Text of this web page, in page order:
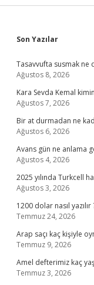
Sidebar
Son Yazılar
Tasavvufta susmak ne
Ağustos 8, 2026
Kara Sevda Kemal
Ağustos 7, 2026
Bir at durmadan ne
Ağustos 6, 2026
Avans gün ne anlama
Ağustos 4, 2026
2025 yılında Turkcell
Ağustos 3, 2026
1200 dolar nasıl yazılır
Temmuz 24, 2026
Arap saçı kaç kişiyle
Temmuz 9, 2026
Amel defterimiz kaç
Temmuz 3, 2026